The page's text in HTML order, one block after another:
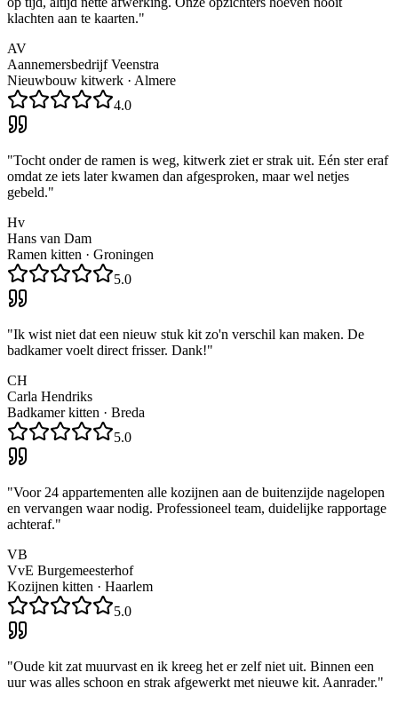
klachten aan te kaarten."
AV
Aannemersbedrijf Veenstra
Nieuwbouw kitwerk · Almere
4.0
"Tocht onder de ramen is weg, kitwerk ziet er strak uit. Eén ster eraf
omdat ze iets later kwamen dan afgesproken, maar wel netjes
gebeld."
Hv
Hans van Dam
Ramen kitten · Groningen
5.0
"Ik wist niet dat een nieuw stuk kit zo'n verschil kan maken. De
badkamer voelt direct frisser. Dank!"
CH
Carla Hendriks
Badkamer kitten · Breda
5.0
"Voor 24 appartementen alle kozijnen aan de buitenzijde nagelopen
en vervangen waar nodig. Professioneel team, duidelijke rapportage
achteraf."
VB
VvE Burgemeesterhof
Kozijnen kitten · Haarlem
5.0
"Oude kit zat muurvast en ik kreeg het er zelf niet uit. Binnen een
uur was alles schoon en strak afgewerkt met nieuwe kit. Aanrader."